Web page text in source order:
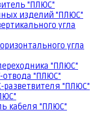
"ПЛЮС"
изделий "ПЛЮС"
угла
угла
"ПЛЮС"
"ПЛЮС"
"ПЛЮС"
кабеля "ПЛЮС"